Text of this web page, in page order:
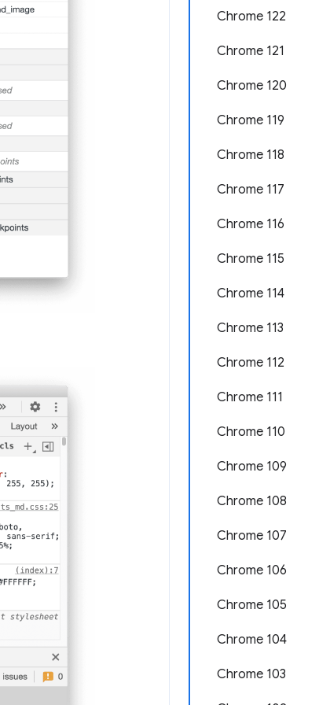
Chrome 122
Chrome 121
Chrome 120
Chrome 119
Chrome 118
Chrome 117
Chrome 116
Chrome 115
Chrome 114
Chrome 113
Chrome 112
Chrome 111
Chrome 110
Chrome 109
Chrome 108
Chrome 107
Chrome 106
Chrome 105
Chrome 104
Chrome 103